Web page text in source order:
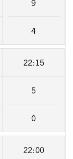
9
4
22:15
5
0
22:00